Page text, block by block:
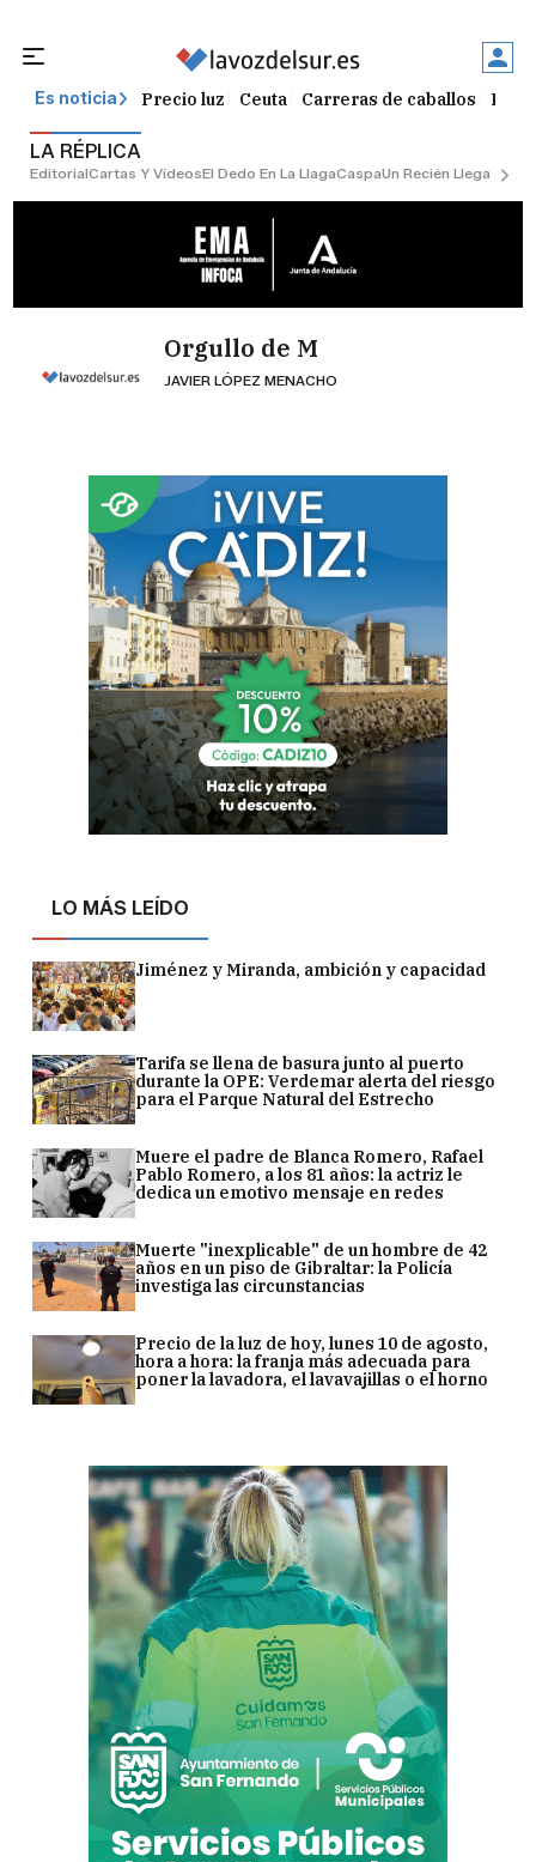
Es noticia Precio luz Ceuta Carreras de caballos
LA RÉPLICA
EditorialCartas Y VídeosEl Dedo En La LlagaCaspaUn Recién Llegado
Orgullo de M
JAVIER LÓPEZ MENACHO
LO MÁS LEÍDO
Jiménez y Miranda, ambición y capacidad
Tarifa se llena de basura junto al puerto
durante la OPE: Verdemar alerta del riesgo
para el Parque Natural del Estrecho
Muere el padre de Blanca Romero, Rafael
Pablo Romero, a los 81 años: la actriz le
dedica un emotivo mensaje en redes
Muerte "inexplicable" de un hombre de 42
años en un piso de Gibraltar: la Policía
investiga las circunstancias
Precio de la luz de hoy, lunes 10 de agosto,
hora a hora: la franja más adecuada para
poner la lavadora, el lavavajillas o el horno